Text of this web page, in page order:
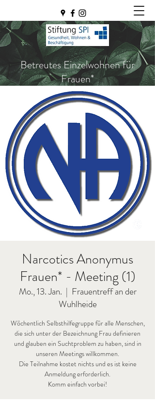
Betreutes Einzelwohnen für
Frauen*
Narcotics Anonymus
Frauen* - Meeting (1)
Mo., 13. Jan.
  |
Frauentreff an der
Wuhlheide
Wöchentlich Selbsthilfegruppe für alle Menschen,
die sich unter der Bezeichnung Frau definieren
und glauben ein Suchtproblem zu haben, sind in
unseren Meetings willkommen.
Die Teilnahme kostet nichts und es ist keine
Anmeldung erforderlich.
Komm einfach vorbei!